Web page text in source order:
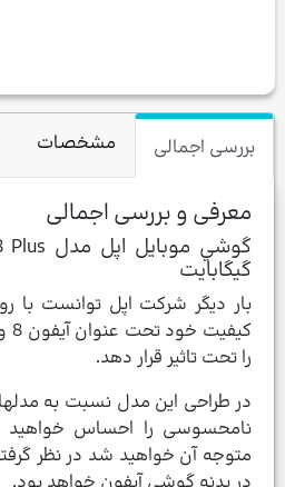
بررسی اجمالی مشخصات
معرفی و بررسی اجمالی
گيگابايت
بار دیگر شرکت اپل توانست با
را تحت تاثیر قرار دهد.
در طراحی این مدل نسبت به
نامحسوسی را احساس خواهید
متوجه آن خواهید شد در نظر